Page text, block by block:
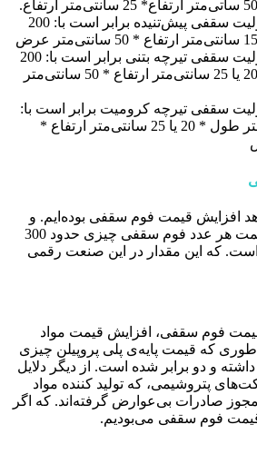
ابعاد استاندارد یونولیت سقفی پیش‌تنیده برابر است با: 200
ابعاد استاندارد یونولیت سقفی تیرچه بتنی برابر است با: 200
سانتی‌متر طول * 20 یا 25 سانتی‌متر ارتفاع * 50 سانتی‌متر
سقفی تیرچه کرومیت برابر است با:
100 یا 200 سانتی‌متر طول * 20 یا 25 سانتی‌متر ارتفاع *
سال 1401 شاهد افزایش قیمت فوم سقفی بوده‌ایم. و
طبق نظر کارشناسان قیمت هر عدد فوم سقفی چیزی حدود 300
است. که این مقدار در این صنعت رقمی
فوم سقفی، افزایش قیمت مواد
طوری که قیمت پایه‌ی پلی پروپیلن چیزی
داشته و دو برابر شده است. از دیگر دلایل
پتروشیمی، که تولید کننده مواد
صادرات بی‌عوارض گرفته‌اند. که اگر
فوم سقفی می‌بودیم.